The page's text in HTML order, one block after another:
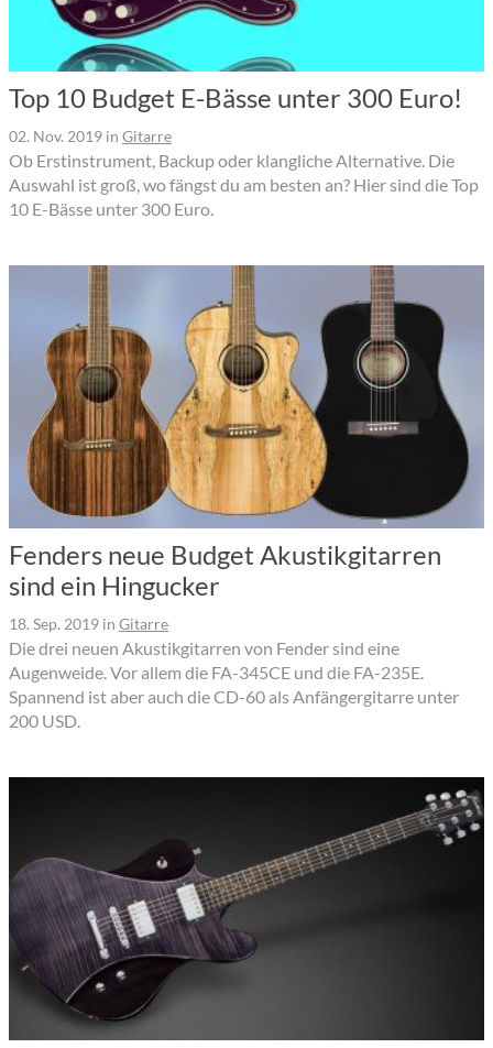
Top 10 Budget E-Bässe unter 300 Euro!
02. Nov. 2019 in Gitarre
Ob Erstinstrument, Backup oder klangliche Alternative. Die
Auswahl ist groß, wo fängst du am besten an? Hier sind die Top
10 E-Bässe unter 300 Euro.
Fenders neue Budget Akustikgitarren
sind ein Hingucker
18. Sep. 2019 in Gitarre
Die drei neuen Akustikgitarren von Fender sind eine
Augenweide. Vor allem die FA-345CE und die FA-235E.
Spannend ist aber auch die CD-60 als Anfängergitarre unter
200 USD.